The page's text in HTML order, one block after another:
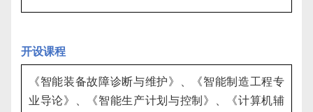
开设课程
《智能装备故障诊断与维护》、《智能制造工程专
业导论》、《智能生产计划与控制》、《计算机辅